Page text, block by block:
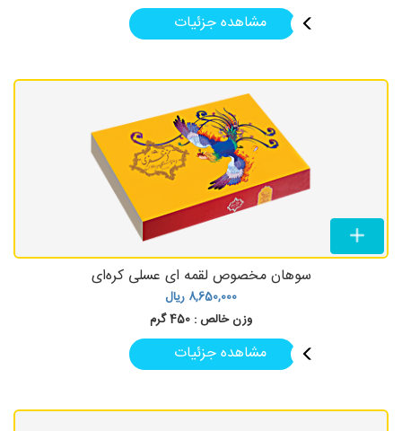
مشاهده جزئیات
سوهان مخصوص لقمه ای عسلی کره‌ای
8,650,000 ریال
وزن خالص : 450 گرم
مشاهده جزئیات